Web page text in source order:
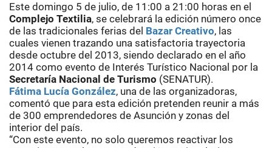
Este domingo 5 de julio, de 11:00 a 21:00 horas en el
Complejo Textilia, se celebrará la edición número once
de las tradicionales ferias del Bazar Creativo, las
cuales vienen trazando una satisfactoria trayectoria
desde octubre del 2013, siendo declarado en el año
2014 como evento de Interés Turístico Nacional por la
Secretaría Nacional de Turismo (SENATUR).
Fátima Lucía González, una de las organizadoras,
comentó que para esta edición pretenden reunir a más
de 300 emprendedores de Asunción y zonas del
interior del país.
“Con este evento, no solo queremos reactivar los